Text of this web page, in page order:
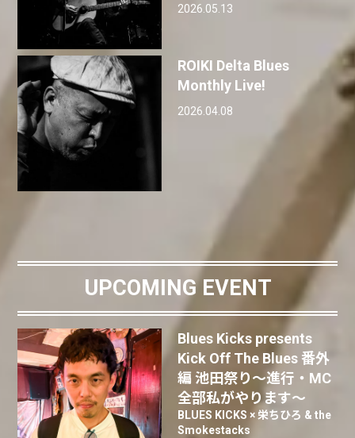
2026.05.13
ROIKI Delta Blues
Monthly Live!
2026.04.08
UPCOMING EVENT
Blues Kicks presents
Kick Off The Blues 番外
編 池田祭り〜進行・MC
全部私がやります〜
BLUES KICKS × 栄ちひろ & the
Smokestacks